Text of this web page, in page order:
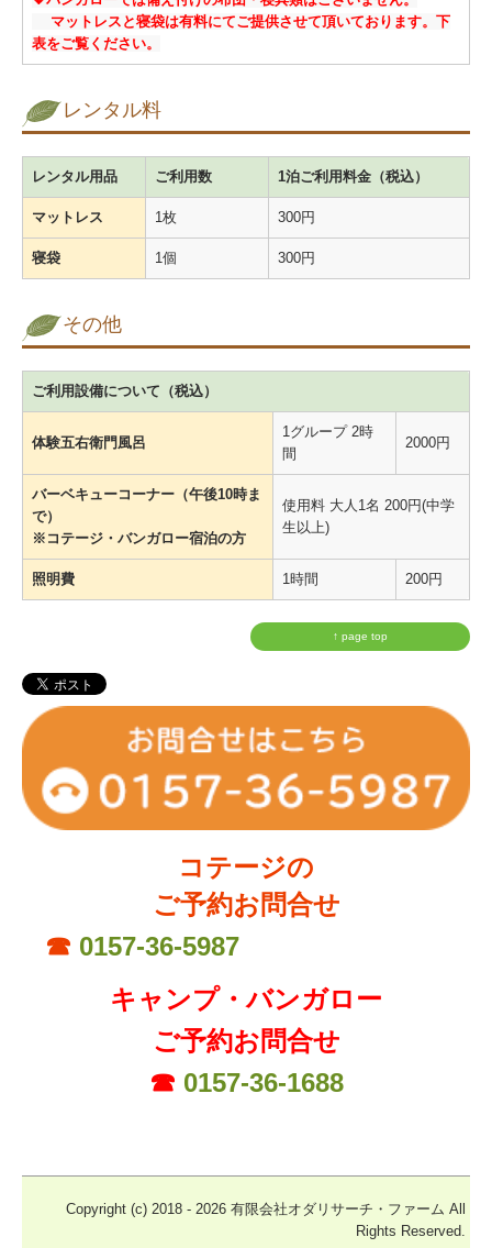
コテージの
ご予約お問合せ
☎ 0157-36-5987
キャンプ・バンガロー
ご予約お問合せ
☎ 0157-36-1688
マットレスと寝袋は有料にてご提供させて頂いております。下
表をご覧ください。
レンタル料
レンタル用品 ご利用数 1泊ご利用料金（税込）
マットレス 1枚 300円
寝袋 1個 300円
その他
ご利用設備について（税込）
体験五右衛門風呂
1グループ 2時
間
2000円
バーベキューコーナー（午後10時ま
で）
※コテージ・バンガロー宿泊の方
使用料 大人1名 200円(中学
生以上)
照明費 1時間 200円
↑ page top
Copyright (c) 2018 - 2026 有限会社オダリサーチ・ファーム All
Rights Reserved.